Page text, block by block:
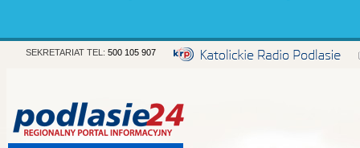
SEKRETARIAT TEL: 500 105 907